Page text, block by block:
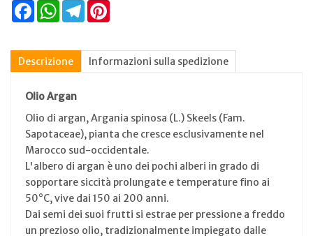
FacebookWhatsAppTelegram
Descrizione Informazioni sulla spedizione
Olio Argan
Olio di argan, Argania spinosa (L.) Skeels (Fam.
Sapotaceae), pianta che cresce esclusivamente nel
Marocco sud-occidentale.
L'albero di argan è uno dei pochi alberi in grado di
sopportare siccità prolungate e temperature fino ai
50°C, vive dai 150 ai 200 anni.
Dai semi dei suoi frutti si estrae per pressione a freddo
un prezioso olio, tradizionalmente impiegato dalle